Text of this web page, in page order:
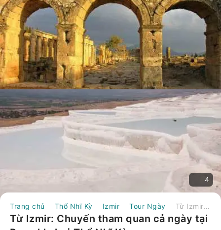
4
Trang chủ Thổ Nhĩ Kỳ Izmir Tour Ngày Từ Izmir: Chuyến tham quan cả ngày tại Pamukkale｜Thổ Nhĩ Kỳ
Từ Izmir: Chuyến tham quan cả ngày tại